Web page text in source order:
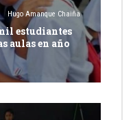
Hugo Amanque Chaiña
estudiantes
aulas en año